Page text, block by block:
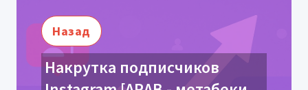
Назад
Накрутка подписчиков